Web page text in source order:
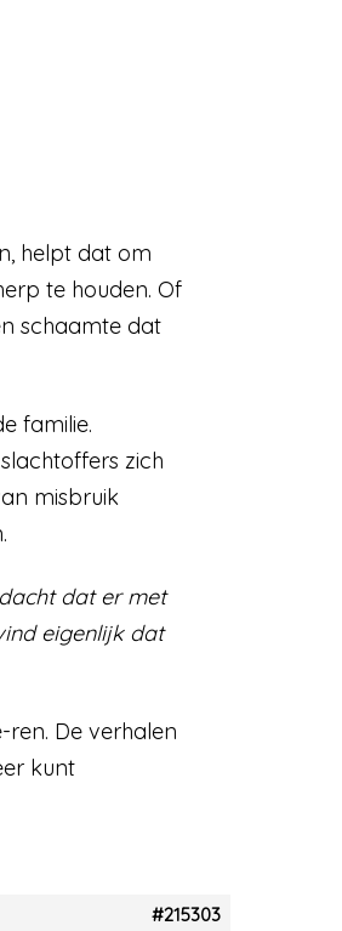
helpt dat om
te houden. Of
schaamte dat
familie.
zich
misbruik
dat er met
eigenlijk dat
De verhalen
kunt
#215303